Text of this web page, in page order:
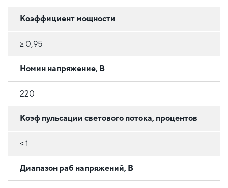
Коэффициент мощности
≥ 0,95
Номин напряжение, В
220
Коэф пульсации светового потока, процентов
≤ 1
Диапазон раб напряжений, В